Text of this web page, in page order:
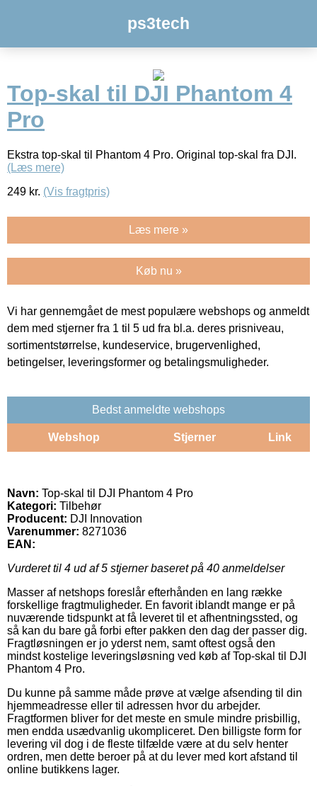
ps3tech
Top-skal til DJI Phantom 4
Pro
Ekstra top-skal til Phantom 4 Pro. Original top-skal fra DJI.
(Læs mere)
249 kr. (Vis fragtpris)
Læs mere »
Køb nu »
Vi har gennemgået de mest populære webshops og anmeldt
dem med stjerner fra 1 til 5 ud fra bl.a. deres prisniveau,
sortimentstørrelse, kundeservice, brugervenlighed,
betingelser, leveringsformer og betalingsmuligheder.
Bedst anmeldte webshops
Webshop Stjerner Link
Navn: Top-skal til DJI Phantom 4 Pro
Kategori: Tilbehør
Producent: DJI Innovation
Varenummer: 8271036
EAN:
Vurderet til 4 ud af 5 stjerner baseret på 40 anmeldelser
Masser af netshops foreslår efterhånden en lang række
forskellige fragtmuligheder. En favorit iblandt mange er på
nuværende tidspunkt at få leveret til et afhentningssted, og
så kan du bare gå forbi efter pakken den dag der passer dig.
Fragtløsningen er jo yderst nem, samt oftest også den
mindst kostelige leveringsløsning ved køb af Top-skal til DJI
Phantom 4 Pro.
Du kunne på samme måde prøve at vælge afsending til din
hjemmeadresse eller til adressen hvor du arbejder.
Fragtformen bliver for det meste en smule mindre prisbillig,
men endda usædvanlig ukompliceret. Den billigste form for
levering vil dog i de fleste tilfælde være at du selv henter
ordren, men dette beroer på at du lever med kort afstand til
online butikkens lager.